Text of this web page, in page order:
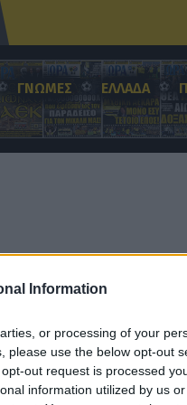
Information
or processing of your
please use the below opt-out
out request is processed
information utilized by us
ΓΝΩΜΕΣ ΕΛΛΑΔΑ